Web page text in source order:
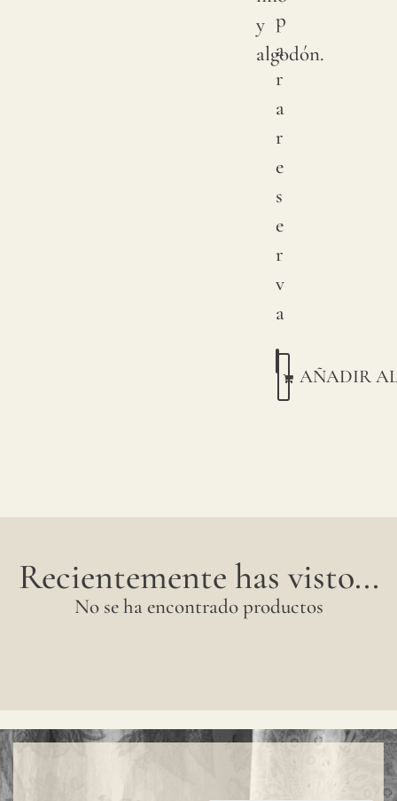
y
algodón.
p
a
r
a
r
e
s
e
r
v
a
AÑADIR
Recientemente has visto...
No se ha encontrado productos